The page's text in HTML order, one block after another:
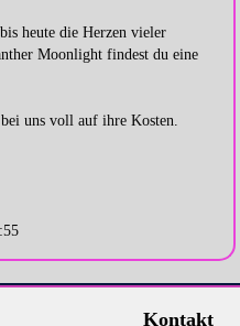
heute die Herzen vieler
Moonlight findest du eine
uns voll auf ihre Kosten.
Kontakt